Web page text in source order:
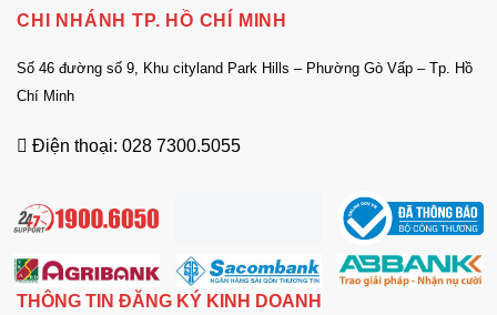
CHI NHÁNH TP. HỒ CHÍ MINH
Số 46 đường số 9, Khu cityland Park Hills – Phường Gò Vấp – Tp. Hồ
Chí Minh
Điện thoại: 028 7300.5055
THÔNG TIN ĐĂNG KÝ KINH DOANH